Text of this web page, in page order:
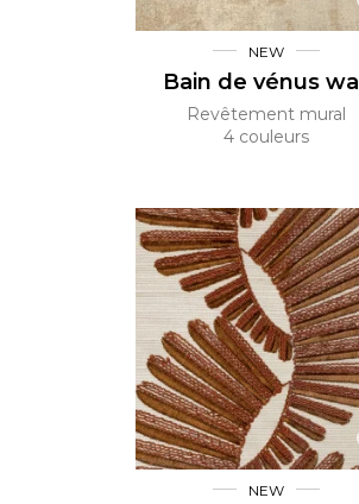
NEW
Bain de vénus wall
Revêtement mural
4 couleurs
NEW